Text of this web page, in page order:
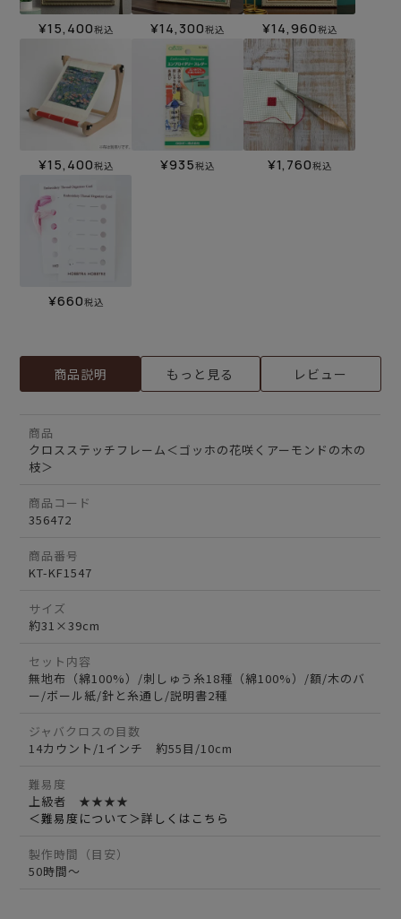
¥15,400税込 ¥14,300税込 ¥14,960税込
¥15,400税込 ¥935税込 ¥1,760税込
¥660税込
商品説明 もっと見る レビュー
商品
クロスステッチフレーム＜ゴッホの花咲くアーモンドの木の
枝＞
商品コード
356472
商品番号
KT-KF1547
サイズ
約31×39cm
セット内容
無地布（綿100%）/刺しゅう糸18種（綿100%）/額/木のバ
ー/ボール紙/針と糸通し/説明書2種
ジャバクロスの目数
14カウント/1インチ 約55目/10cm
難易度
上級者 ★★★★
＜難易度について＞詳しくはこちら
製作時間（目安）
50時間～